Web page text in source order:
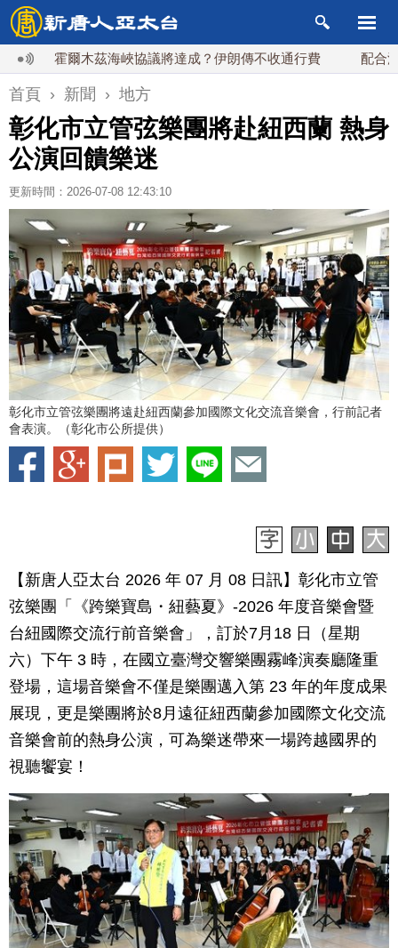
霍爾木茲海峽協議將達成？伊朗傳不收通行費 配合漢光 總
首頁 › 新聞 › 地方
彰化市立管弦樂團將赴紐西蘭 熱身
公演回饋樂迷
更新時間：2026-07-08 12:43:10
彰化市立管弦樂團將遠赴紐西蘭參加國際文化交流音樂會，行前記者
會表演。（彰化市公所提供）
【新唐人亞太台 2026 年 07 月 08 日訊】彰化市立管
弦樂團「《跨樂寶島・紐藝夏》-2026 年度音樂會暨
台紐國際交流行前音樂會」，訂於7月18 日（星期
六）下午 3 時，在國立臺灣交響樂團霧峰演奏廳隆重
登場，這場音樂會不僅是樂團邁入第 23 年的年度成果
展現，更是樂團將於8月遠征紐西蘭參加國際文化交流
音樂會前的熱身公演，可為樂迷帶來一場跨越國界的
視聽饗宴！